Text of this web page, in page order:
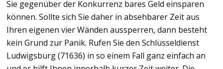
Sie gegenüber der Konkurrenz bares Geld einsparen
können. Sollte sich Sie daher in absehbarer Zeit aus
Ihren eigenen vier Wänden aussperren, dann besteht
kein Grund zur Panik. Rufen Sie den Schlüsseldienst
Ludwigsburg (71636) in so einem Fall ganz einfach an